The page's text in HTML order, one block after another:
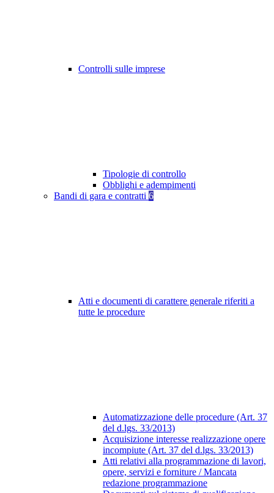
Controlli sulle imprese
Tipologie di controllo
Obblighi e adempimenti
Bandi di gara e contratti 6
Atti e documenti di carattere generale riferiti a
tutte le procedure
Automatizzazione delle procedure (Art. 37
del d.lgs. 33/2013)
Acquisizione interesse realizzazione opere
incompiute (Art. 37 del d.lgs. 33/2013)
Atti relativi alla programmazione di lavori,
opere, servizi e forniture / Mancata
redazione programmazione